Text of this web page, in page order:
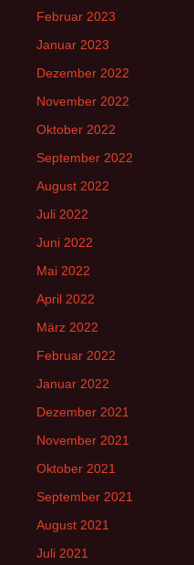
Februar 2023
Januar 2023
Dezember 2022
November 2022
Oktober 2022
September 2022
August 2022
Juli 2022
Juni 2022
Mai 2022
April 2022
März 2022
Februar 2022
Januar 2022
Dezember 2021
November 2021
Oktober 2021
September 2021
August 2021
Juli 2021